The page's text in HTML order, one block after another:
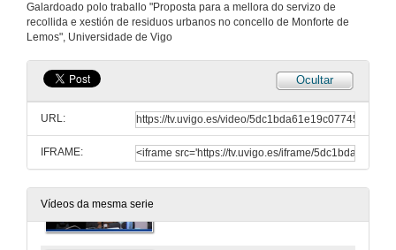
Galardoado polo traballo "Proposta para a mellora do servizo de
recollida e xestión de residuos urbanos no concello de Monforte de
Lemos", Universidade de Vigo
Ocultar
URL:
IFRAME:
Vídeos da mesma serie
4 de out. de 2019